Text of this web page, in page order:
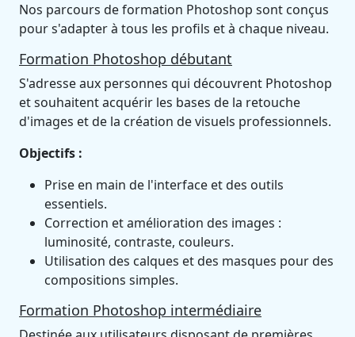
Nos parcours de formation Photoshop sont conçus
pour s'adapter à tous les profils et à chaque niveau.
Formation Photoshop débutant
S'adresse aux personnes qui découvrent Photoshop
et souhaitent acquérir les bases de la retouche
d'images et de la création de visuels professionnels.
Objectifs :
Prise en main de l'interface et des outils
essentiels.
Correction et amélioration des images :
luminosité, contraste, couleurs.
Utilisation des calques et des masques pour des
compositions simples.
Formation Photoshop intermédiaire